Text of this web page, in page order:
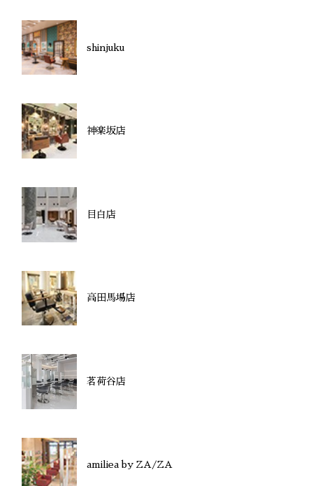
shinjuku
神楽坂店
目白店
高田馬場店
茗荷谷店
amiliea by ZA/ZA